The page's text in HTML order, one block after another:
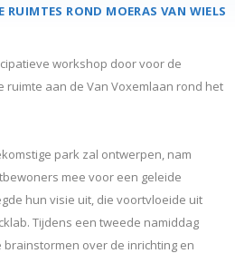
RUIMTES ROND MOERAS VAN WIELS
workshop door voor de
aan de Van Voxemlaan rond het
park zal ontwerpen, nam
mee voor een geleide
hun visie uit, die voortvloeide uit
Tijdens een tweede namiddag
over de inrichting en